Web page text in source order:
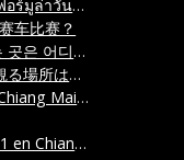
นเชียงใหม่ได้
车比赛？
어디인가요
basho wa doko desu ka)
Mai sehen
Mai